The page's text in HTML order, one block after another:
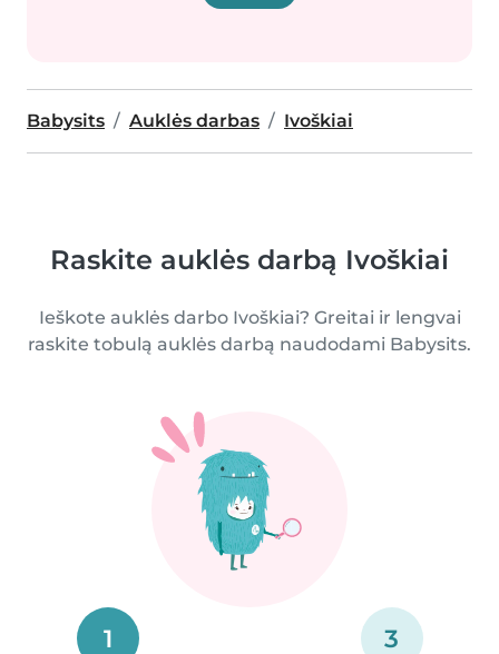
Babysits Auklės darbas Ivoškiai
Raskite auklės darbą Ivoškiai
Ieškote auklės darbo Ivoškiai? Greitai ir lengvai
raskite tobulą auklės darbą naudodami Babysits.
1 3